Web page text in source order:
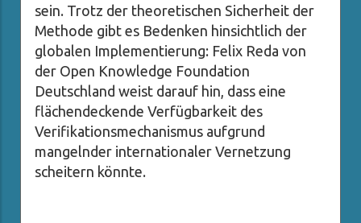
sein. Trotz der theoretischen Sicherheit der
Methode gibt es Bedenken hinsichtlich der
globalen Implementierung: Felix Reda von
der Open Knowledge Foundation
Deutschland weist darauf hin, dass eine
flächendeckende Verfügbarkeit des
Verifikationsmechanismus aufgrund
mangelnder internationaler Vernetzung
scheitern könnte.